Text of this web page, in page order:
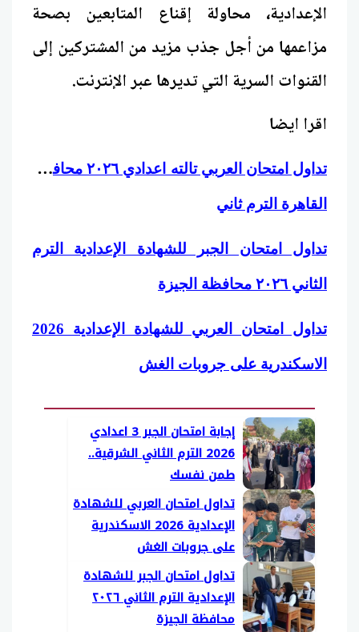
الإعدادية، محاولة إقناع المتابعين بصحة
مزاعمها من أجل جذب مزيد من المشتركين إلى
القنوات السرية التي تديرها عبر الإنترنت.
اقرا ايضا
ت
داول امتحان العربي تالته اعدادي ٢٠٢٦ محافظة
القاهرة الترم ثاني
تداول امتحان الجبر للشهادة الإعدادية الترم
الثاني ٢٠٢٦ محافظة الجيزة
تداول امتحان العربي للشهادة الإعدادية 2026
الاسكندرية على جروبات الغش
إجابة امتحان الجبر 3 اعدادي
2026 الترم الثاني الشرقية..
طمن نفسك
تداول امتحان العربي للشهادة
الإعدادية 2026 الاسكندرية
على جروبات الغش
تداول امتحان الجبر للشهادة
الإعدادية الترم الثاني ٢٠٢٦
محافظة الجيزة